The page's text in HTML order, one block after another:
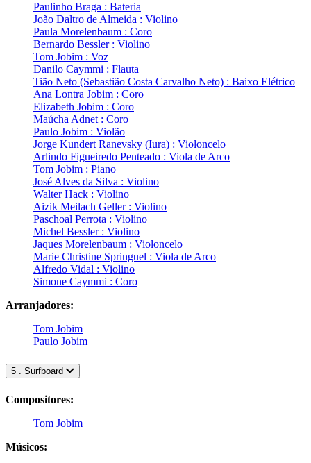
Paulinho Braga : Bateria
João Daltro de Almeida : Violino
Paula Morelenbaum : Coro
Bernardo Bessler : Violino
Tom Jobim : Voz
Danilo Caymmi : Flauta
Tião Neto (Sebastião Costa Carvalho Neto) : Baixo Elétrico
Ana Lontra Jobim : Coro
Elizabeth Jobim : Coro
Maúcha Adnet : Coro
Paulo Jobim : Violão
Jorge Kundert Ranevsky (Iura) : Violoncelo
Arlindo Figueiredo Penteado : Viola de Arco
Tom Jobim : Piano
José Alves da Silva : Violino
Walter Hack : Violino
Aizik Meilach Geller : Violino
Paschoal Perrota : Violino
Michel Bessler : Violino
Jaques Morelenbaum : Violoncelo
Marie Christine Springuel : Viola de Arco
Alfredo Vidal : Violino
Simone Caymmi : Coro
Arranjadores:
Tom Jobim
Paulo Jobim
5 . Surfboard
Compositores:
Tom Jobim
Músicos: